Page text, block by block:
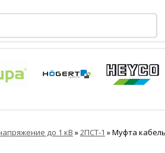
до 1 кВ »2ПСТ-1 »Муфта